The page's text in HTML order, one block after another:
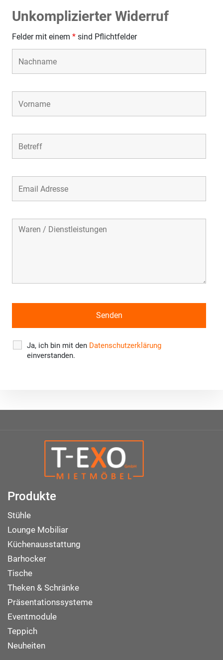
Unkomplizierter Widerruf
Felder mit einem * sind Pflichtfelder
Ja, ich bin mit den Datenschutzerklärung
einverstanden.
Produkte
Stühle
Lounge Mobiliar
Küchenausstattung
Barhocker
Tische
Theken & Schränke
Präsentationssysteme
Eventmodule
Teppich
Neuheiten